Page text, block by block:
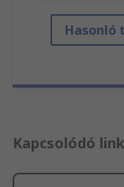
Hasonló
Kapcsolódó